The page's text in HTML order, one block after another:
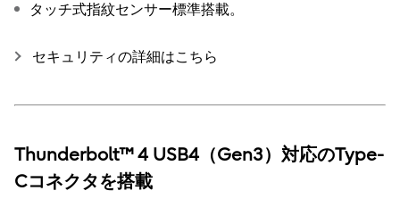
タッチ式指紋センサー標準搭載。
セキュリティの詳細はこちら
Thunderbolt™ 4 USB4（Gen3）対応のType-
Cコネクタを搭載